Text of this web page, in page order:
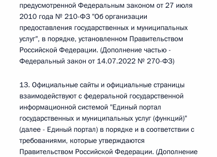
предусмотренной Федеральным законом от 27 июля
2010 года № 210-ФЗ "Об организации
предоставления государственных и муниципальных
услуг", в порядке, установленном Правительством
Российской Федерации. (Дополнение частью -
Федеральный закон от 14.07.2022 № 270-ФЗ)
13. Официальные сайты и официальные страницы
взаимодействуют с федеральной государственной
информационной системой "Единый портал
государственных и муниципальных услуг (функций)"
(далее - Единый портал) в порядке и в соответствии с
требованиями, которые утверждаются
Правительством Российской Федерации. (Дополнение